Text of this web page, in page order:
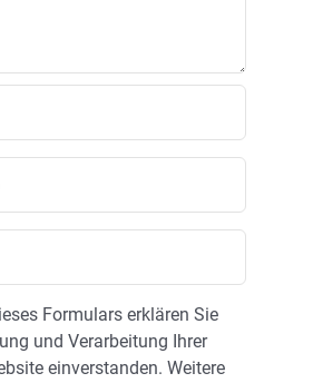
Formulars erklären Sie
und Verarbeitung Ihrer
einverstanden. Weitere